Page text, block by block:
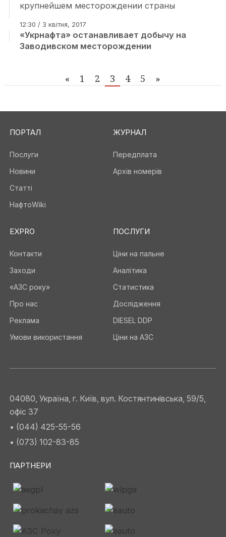
крупнейшем месторождении страны
12:30 / 3 квітня, 2017
«Укрнафта» останавливает добычу на
Заводивском месторождении
« 1 2 3 4 5 »
ПОРТАЛ
Послуги
Новини
Статті
НафтоWiki
ЖУРНАЛ
Передплата
Архів номерів
EXPRO
Контакти
Заходи
«АЗС року»
Про нас
Реклама
Умови використання
ПОСЛУГИ
Ціни на пальне
Аналітика
Статистика
Дослідження
DIESEL DDP
Ціни на АЗС
04080, Україна, г. Київ, вул. Костянтинівська, 59/5,
офіс 37
• (044) 425-55-56
• (073) 102-83-85
ПАРТНЕРИ